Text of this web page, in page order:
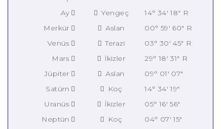
Ay
Yengeç
14° 34' 18" R
Merkür
Aslan
00° 59' 60" R
Venüs
Terazi
03° 30' 45" R
Mars
İkizler
29° 18' 31" R
Jüpiter
Aslan
09° 01' 07"
Satürn
Koç
14° 34' 19"
Uranüs
İkizler
05° 16' 56"
Neptün
Koç
04° 07' 15"